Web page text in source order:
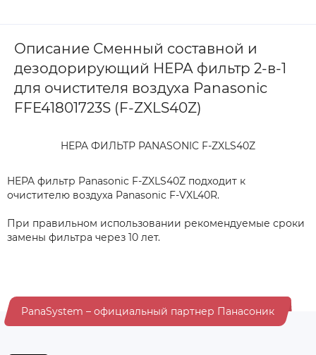
Описание Сменный составной и
дезодорирующий НЕРА фильтр 2-в-1
для очистителя воздуха Panasonic
FFE41801723S (F-ZXLS40Z)
HEPA ФИЛЬТР PANASONIC F-ZXLS40Z
HEPA фильтр Panasonic F-ZXLS40Z подходит к
очистителю воздуха Panasonic F-VXL40R.
При правильном использовании рекомендуемые сроки
замены фильтра через 10 лет.
PanaSystem – официальный партнер Панасоник